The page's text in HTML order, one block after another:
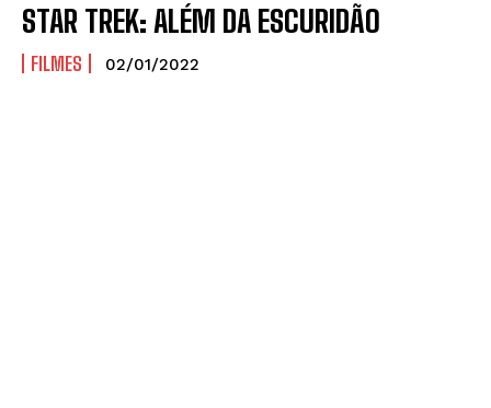
STAR TREK: ALÉM DA ESCURIDÃO
FILMES 02/01/2022